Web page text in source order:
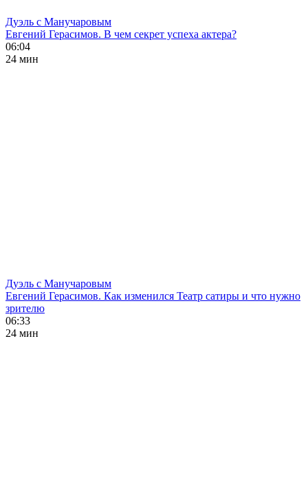
Дуэль с Манучаровым
Евгений Герасимов. В чем секрет успеха актера?
06:04
24 мин
Дуэль с Манучаровым
Евгений Герасимов. Как изменился Театр сатиры и что нужно
зрителю
06:33
24 мин